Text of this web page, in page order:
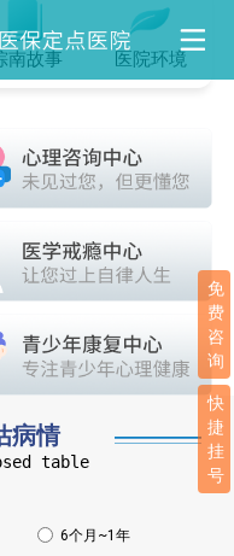
南故事 医院环境
病情
table
6个月~1年
免
费
咨
询
快
捷
挂
号